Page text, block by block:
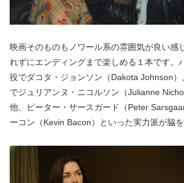
映画そのものもノワール系の雰囲気が良い感
れずにエンディングまで楽しめる１本です。
役でダコタ・ジョンソン（Dakota Johnson
でジュリアンヌ・ニコルソン（Julianne
他、ピーター・サースガード（Peter
ーコン（Kevin Bacon）といった実力派が脇を